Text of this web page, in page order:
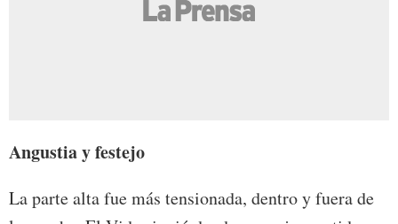
Angustia y festejo
La parte alta fue más tensionada, dentro y fuera de